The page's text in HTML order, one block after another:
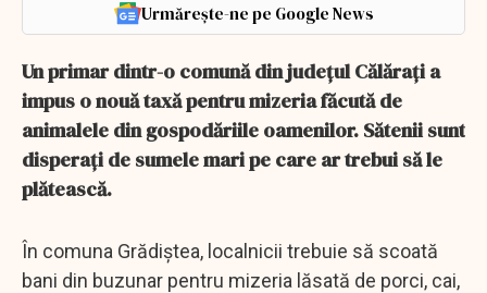
Urmărește-ne pe Google News
Un primar dintr-o comună din județul Călărați a
impus o nouă taxă pentru mizeria făcută de
animalele din gospodăriile oamenilor. Sătenii sunt
disperați de sumele mari pe care ar trebui să le
plătească.
În comuna Grădiștea, localnicii trebuie să scoată
bani din buzunar pentru mizeria lăsată de porci, cai,